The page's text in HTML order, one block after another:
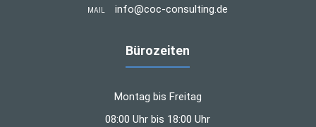
MAIL info@coc-consulting.de
Bürozeiten
Montag bis Freitag
08:00 Uhr bis 18:00 Uhr